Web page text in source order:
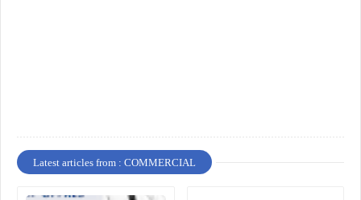
Latest articles from : COMMERCIAL